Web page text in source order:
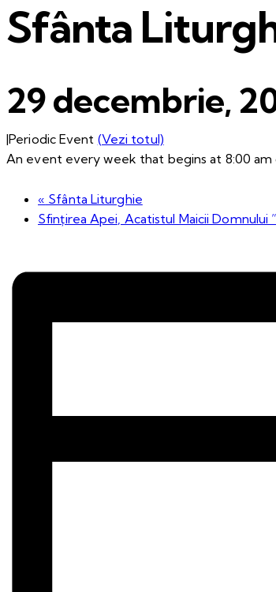
Sfânta
29 decembrie,
|Periodic Event (Vezi totul)
An event every week that begins at 8:00
« Sfânta Liturghie
Sfințirea Apei, Acatistul Maicii Domnului